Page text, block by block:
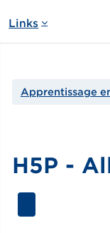
Links
Apprentissage
H5P -
Résumé